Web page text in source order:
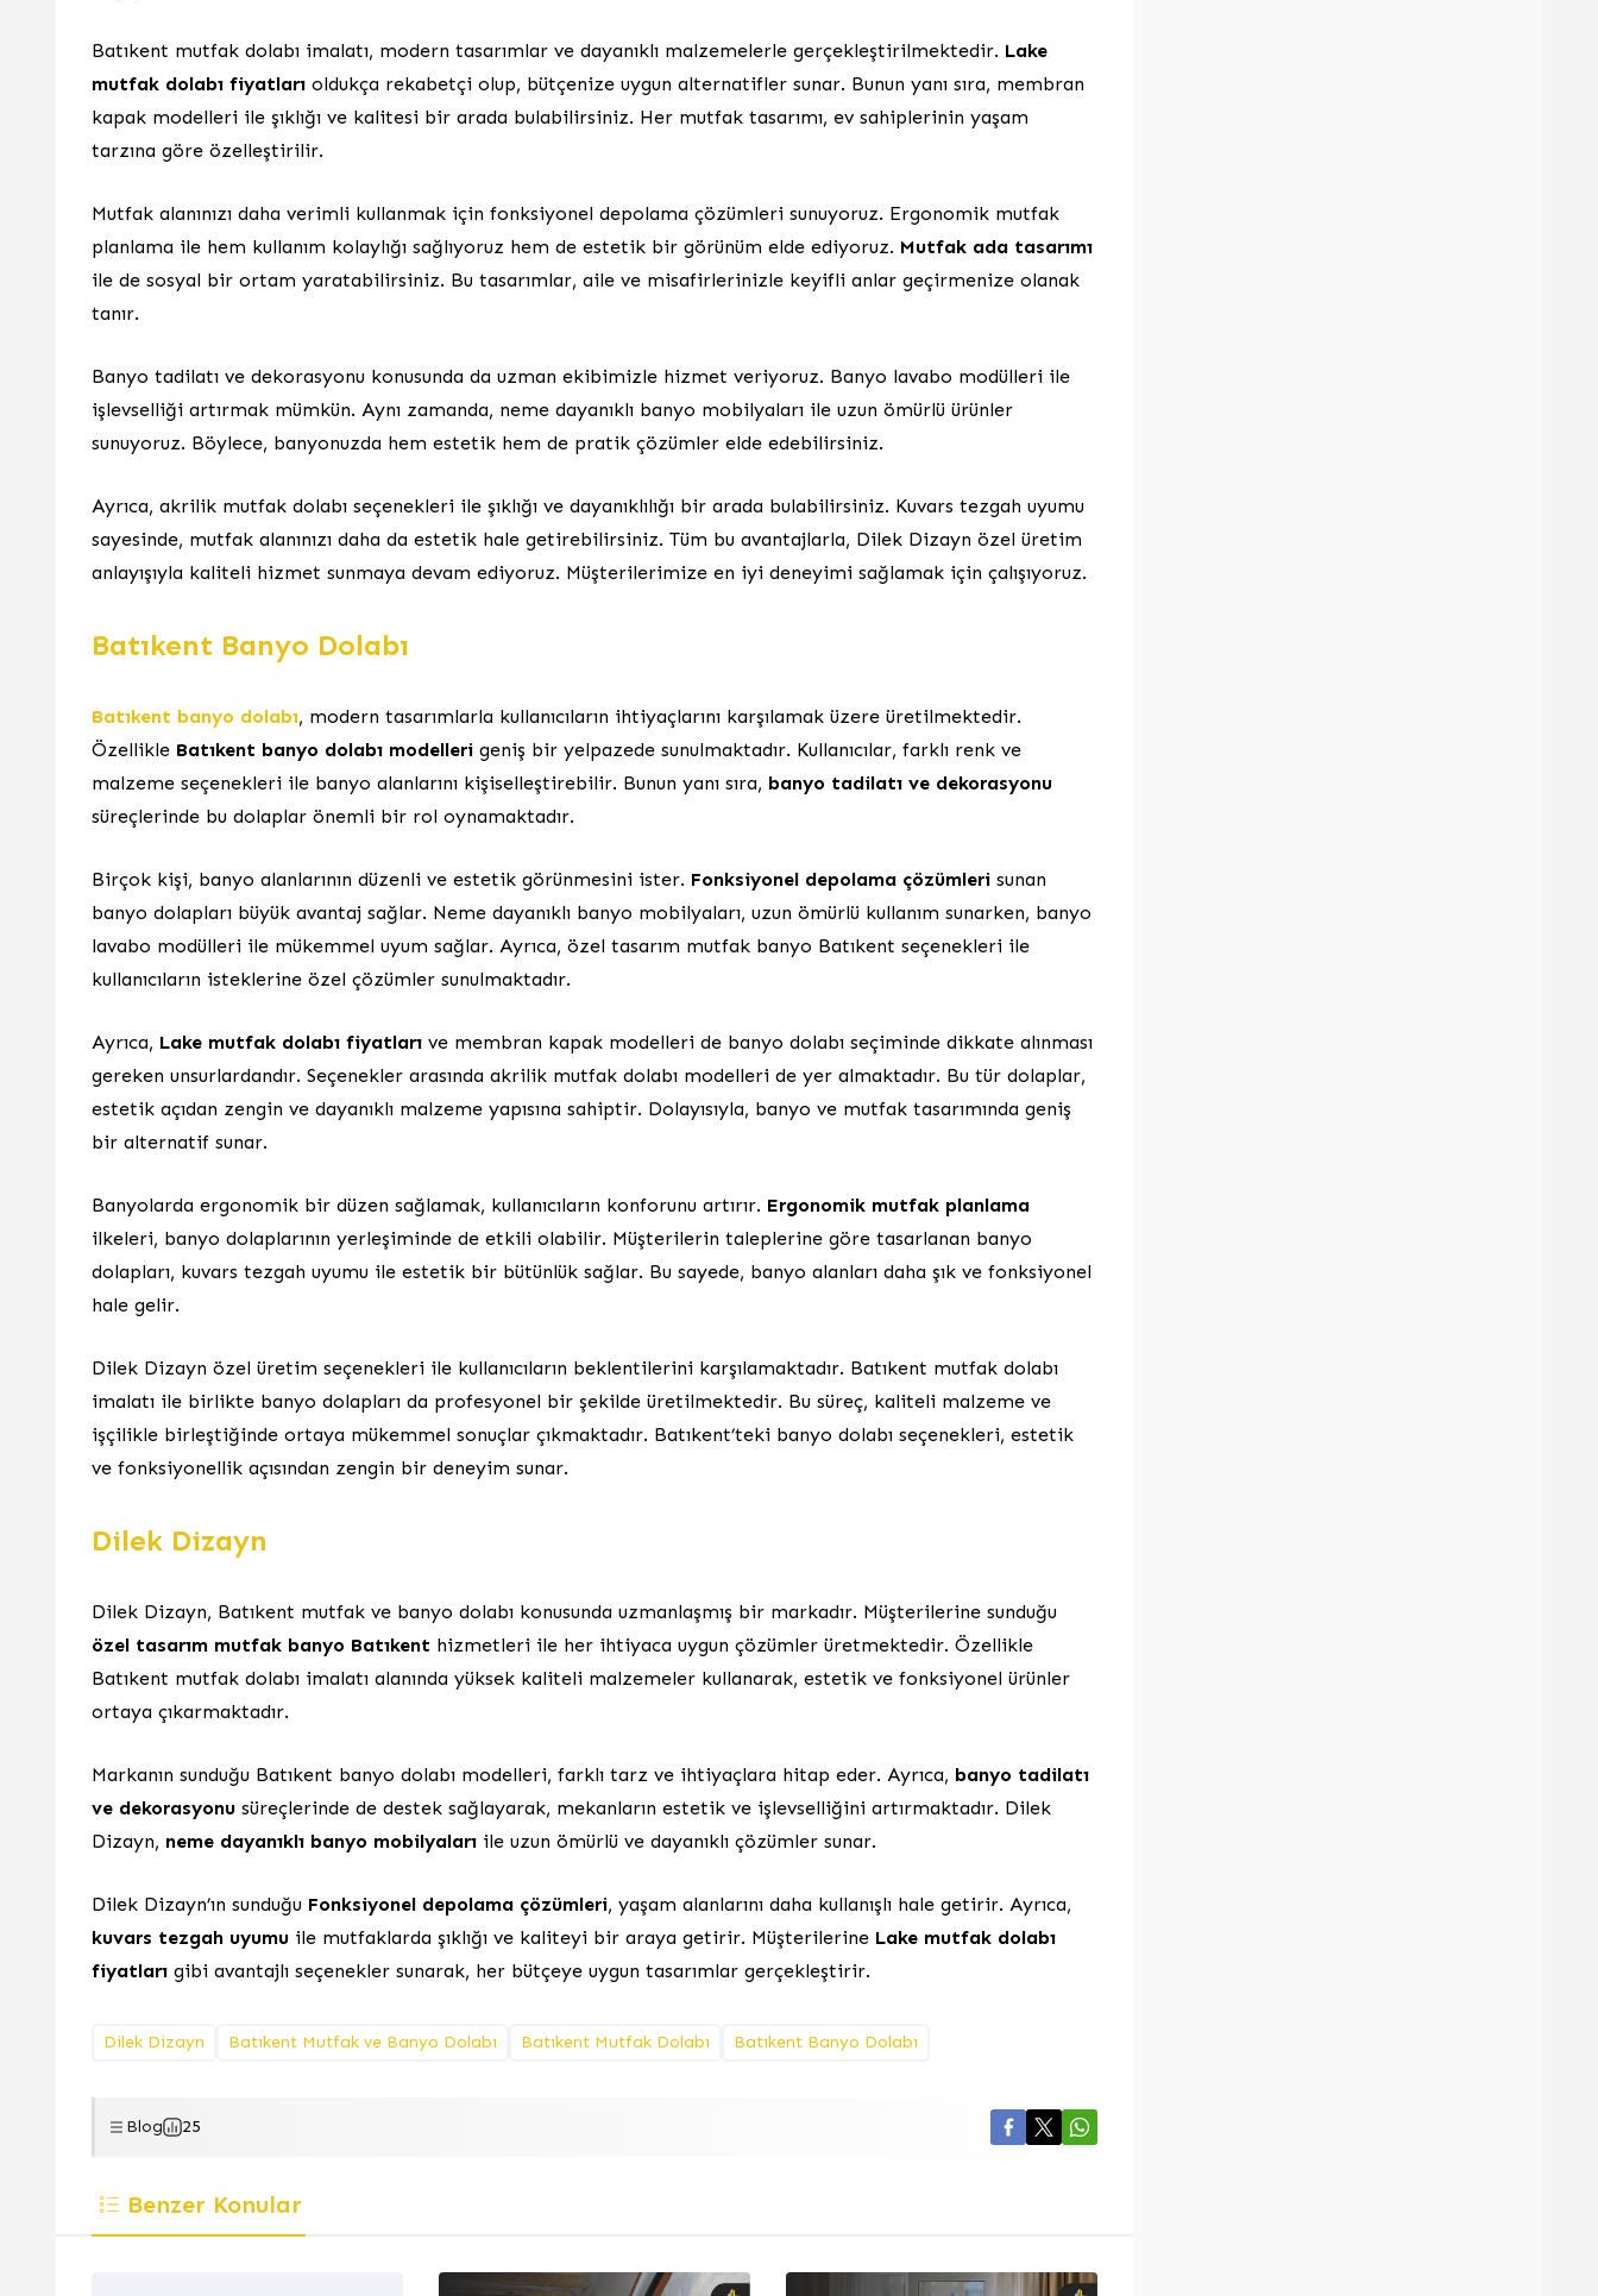
Batıkent mutfak dolabı imalatı, modern tasarımlar ve dayanıklı malzemelerle gerçekleştirilmektedir. Lake
mutfak dolabı fiyatları oldukça rekabetçi olup, bütçenize uygun alternatifler sunar. Bunun yanı sıra, membran
kapak modelleri ile şıklığı ve kalitesi bir arada bulabilirsiniz. Her mutfak tasarımı, ev sahiplerinin yaşam
tarzına göre özelleştirilir.
Mutfak alanınızı daha verimli kullanmak için fonksiyonel depolama çözümleri sunuyoruz. Ergonomik mutfak
planlama ile hem kullanım kolaylığı sağlıyoruz hem de estetik bir görünüm elde ediyoruz. Mutfak ada tasarımı
ile de sosyal bir ortam yaratabilirsiniz. Bu tasarımlar, aile ve misafirlerinizle keyifli anlar geçirmenize olanak
tanır.
Banyo tadilatı ve dekorasyonu konusunda da uzman ekibimizle hizmet veriyoruz. Banyo lavabo modülleri ile
işlevselliği artırmak mümkün. Aynı zamanda, neme dayanıklı banyo mobilyaları ile uzun ömürlü ürünler
sunuyoruz. Böylece, banyonuzda hem estetik hem de pratik çözümler elde edebilirsiniz.
Ayrıca, akrilik mutfak dolabı seçenekleri ile şıklığı ve dayanıklılığı bir arada bulabilirsiniz. Kuvars tezgah uyumu
sayesinde, mutfak alanınızı daha da estetik hale getirebilirsiniz. Tüm bu avantajlarla, Dilek Dizayn özel üretim
anlayışıyla kaliteli hizmet sunmaya devam ediyoruz. Müşterilerimize en iyi deneyimi sağlamak için çalışıyoruz.
Batıkent Banyo Dolabı
Batıkent banyo dolabı, modern tasarımlarla kullanıcıların ihtiyaçlarını karşılamak üzere üretilmektedir.
Özellikle Batıkent banyo dolabı modelleri geniş bir yelpazede sunulmaktadır. Kullanıcılar, farklı renk ve
malzeme seçenekleri ile banyo alanlarını kişiselleştirebilir. Bunun yanı sıra, banyo tadilatı ve dekorasyonu
süreçlerinde bu dolaplar önemli bir rol oynamaktadır.
Birçok kişi, banyo alanlarının düzenli ve estetik görünmesini ister. Fonksiyonel depolama çözümleri sunan
banyo dolapları büyük avantaj sağlar. Neme dayanıklı banyo mobilyaları, uzun ömürlü kullanım sunarken, banyo
lavabo modülleri ile mükemmel uyum sağlar. Ayrıca, özel tasarım mutfak banyo Batıkent seçenekleri ile
kullanıcıların isteklerine özel çözümler sunulmaktadır.
Ayrıca, Lake mutfak dolabı fiyatları ve membran kapak modelleri de banyo dolabı seçiminde dikkate alınması
gereken unsurlardandır. Seçenekler arasında akrilik mutfak dolabı modelleri de yer almaktadır. Bu tür dolaplar,
estetik açıdan zengin ve dayanıklı malzeme yapısına sahiptir. Dolayısıyla, banyo ve mutfak tasarımında geniş
bir alternatif sunar.
Banyolarda ergonomik bir düzen sağlamak, kullanıcıların konforunu artırır. Ergonomik mutfak planlama
ilkeleri, banyo dolaplarının yerleşiminde de etkili olabilir. Müşterilerin taleplerine göre tasarlanan banyo
dolapları, kuvars tezgah uyumu ile estetik bir bütünlük sağlar. Bu sayede, banyo alanları daha şık ve fonksiyonel
hale gelir.
Dilek Dizayn özel üretim seçenekleri ile kullanıcıların beklentilerini karşılamaktadır. Batıkent mutfak dolabı
imalatı ile birlikte banyo dolapları da profesyonel bir şekilde üretilmektedir. Bu süreç, kaliteli malzeme ve
işçilikle birleştiğinde ortaya mükemmel sonuçlar çıkmaktadır. Batıkent’teki banyo dolabı seçenekleri, estetik
ve fonksiyonellik açısından zengin bir deneyim sunar.
Dilek Dizayn
Dilek Dizayn, Batıkent mutfak ve banyo dolabı konusunda uzmanlaşmış bir markadır. Müşterilerine sunduğu
özel tasarım mutfak banyo Batıkent hizmetleri ile her ihtiyaca uygun çözümler üretmektedir. Özellikle
Batıkent mutfak dolabı imalatı alanında yüksek kaliteli malzemeler kullanarak, estetik ve fonksiyonel ürünler
ortaya çıkarmaktadır.
Markanın sunduğu Batıkent banyo dolabı modelleri, farklı tarz ve ihtiyaçlara hitap eder. Ayrıca, banyo tadilatı
ve dekorasyonu süreçlerinde de destek sağlayarak, mekanların estetik ve işlevselliğini artırmaktadır. Dilek
Dizayn, neme dayanıklı banyo mobilyaları ile uzun ömürlü ve dayanıklı çözümler sunar.
Dilek Dizayn’ın sunduğu Fonksiyonel depolama çözümleri, yaşam alanlarını daha kullanışlı hale getirir. Ayrıca,
kuvars tezgah uyumu ile mutfaklarda şıklığı ve kaliteyi bir araya getirir. Müşterilerine Lake mutfak dolabı
fiyatları gibi avantajlı seçenekler sunarak, her bütçeye uygun tasarımlar gerçekleştirir.
Dilek Dizayn Batıkent Mutfak ve Banyo Dolabı Batıkent Mutfak Dolabı Batıkent Banyo Dolabı
Blog 25
Benzer Konular